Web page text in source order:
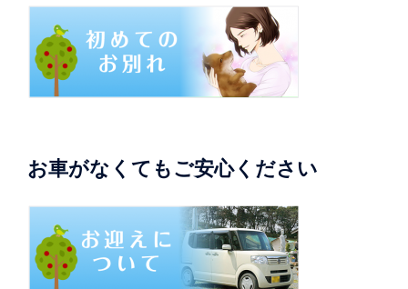
お車がなくてもご安心ください